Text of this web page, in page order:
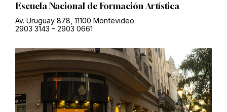
Escuela Nacional de Formación Artística
Av. Uruguay 878, 11100 Montevideo
2903 3143 - 2903 0661